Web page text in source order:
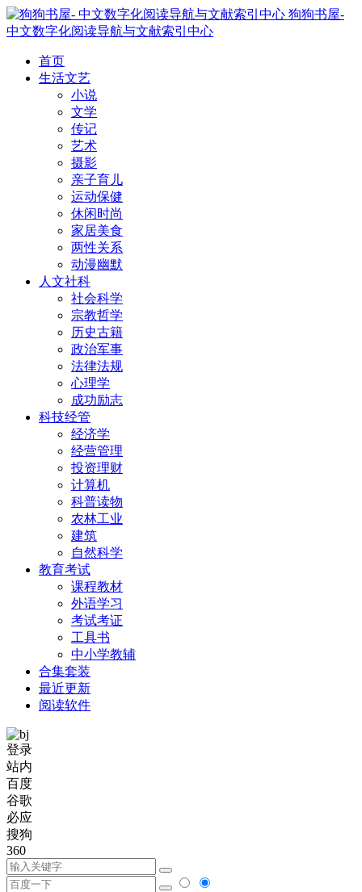
狗狗书屋-
中文数字化阅读导航与文献索引中心
首页
生活文艺
小说
文学
传记
艺术
摄影
亲子育儿
运动保健
休闲时尚
家居美食
两性关系
动漫幽默
人文社科
社会科学
宗教哲学
历史古籍
政治军事
法律法规
心理学
成功励志
科技经管
经济学
经营管理
投资理财
计算机
科普读物
农林工业
建筑
自然科学
教育考试
课程教材
外语学习
考试考证
工具书
中小学教辅
合集套装
最近更新
阅读软件
登录
站内
百度
谷歌
必应
搜狗
360